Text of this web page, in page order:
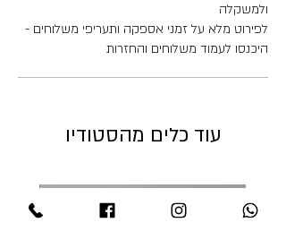
ולמשקלה
לפירוט מלא על זמני אספקה ותעריפי משלוחים -
היכנסו לעמוד משלוחים והחזרות
עוד כלים מהסטודיו